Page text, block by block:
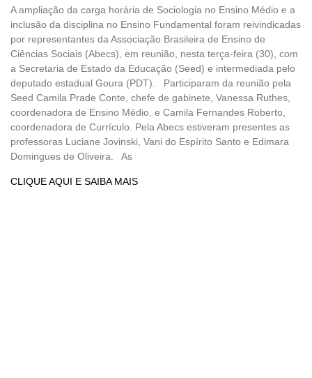
A ampliação da carga horária de Sociologia no Ensino Médio e a
inclusão da disciplina no Ensino Fundamental foram reivindicadas
por representantes da Associação Brasileira de Ensino de
Ciências Sociais (Abecs), em reunião, nesta terça-feira (30), com
a Secretaria de Estado da Educação (Seed) e intermediada pelo
deputado estadual Goura (PDT). Participaram da reunião pela
Seed Camila Prade Conte, chefe de gabinete, Vanessa Ruthes,
coordenadora de Ensino Médio, e Camila Fernandes Roberto,
coordenadora de Currículo. Pela Abecs estiveram presentes as
professoras Luciane Jovinski, Vani do Espírito Santo e Edimara
Domingues de Oliveira. As
CLIQUE AQUI E SAIBA MAIS